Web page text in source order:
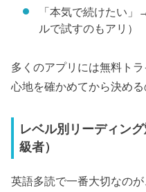
「本気で続けたい
ルで試すのもアリ）
多くのアプリには無料ト
心地を確かめてから決める
レベル別リーディン
級者）
英語多読で一番大切なのが